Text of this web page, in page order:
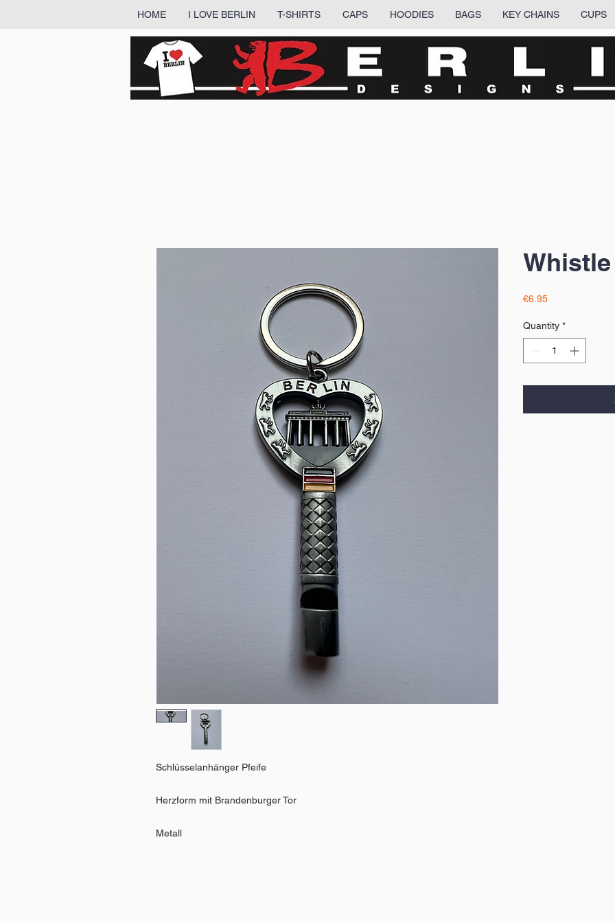
HOME I LOVE BERLIN T-SHIRTS CAPS HOODIES BAGS KEY CHAINS CUPS
Schlüsselanhänger Pfeife
Herzform mit Brandenburger Tor
Metall
€6.95Price
Quantity *